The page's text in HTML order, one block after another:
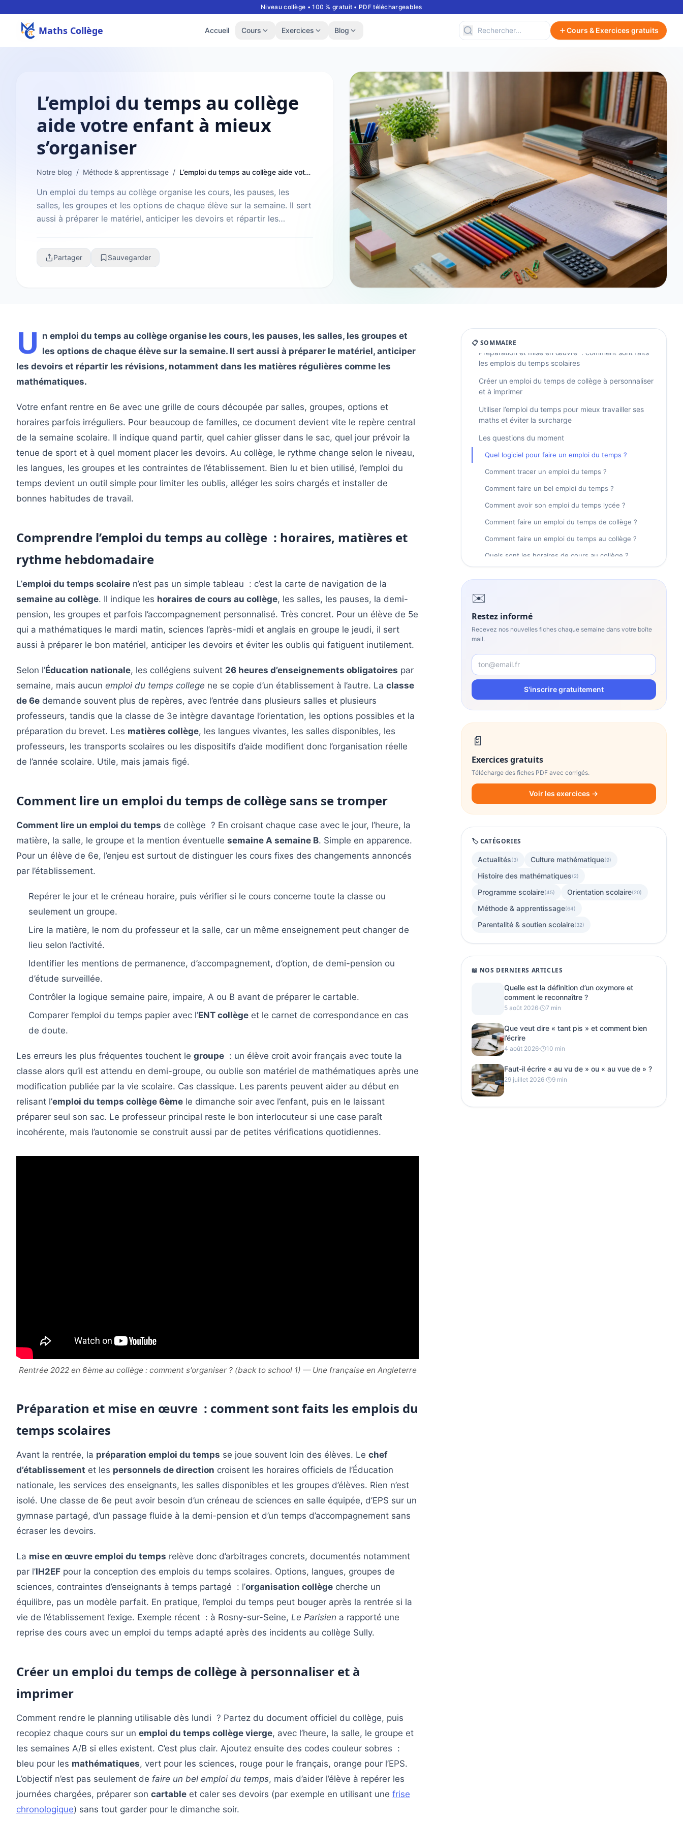
Niveau collège • 100 % gratuit • PDF téléchargeables
Maths Collège Accueil Cours Exercices Blog Cours & Exercices gratuits
L’emploi du temps au collège
aide votre enfant à mieux
s’organiser
Notre blog / Méthode & apprentissage / L’emploi du temps au collège aide votre enfant à mieux s’organiser
Un emploi du temps au collège organise les cours, les pauses, les
salles, les groupes et les options de chaque élève sur la semaine. Il sert
aussi à préparer le matériel, anticiper les devoirs et répartir les
Partager Sauvegarder
U n emploi du temps au collège organise les cours, les pauses, les salles, les groupes et
les options de chaque élève sur la semaine. Il sert aussi à préparer le matériel, anticiper
les devoirs et répartir les révisions, notamment dans les matières régulières comme les
mathématiques.
Votre enfant rentre en 6e avec une grille de cours découpée par salles, groupes, options et
horaires parfois irréguliers. Pour beaucoup de familles, ce document devient vite le repère central
de la semaine scolaire. Il indique quand partir, quel cahier glisser dans le sac, quel jour prévoir la
tenue de sport et à quel moment placer les devoirs. Au collège, le rythme change selon le niveau,
les langues, les groupes et les contraintes de l’établissement. Bien lu et bien utilisé, l’emploi du
temps devient un outil simple pour limiter les oublis, alléger les soirs chargés et installer de
bonnes habitudes de travail.
Comprendre l’emploi du temps au collège : horaires, matières et
rythme hebdomadaire
L’emploi du temps scolaire n’est pas un simple tableau : c’est la carte de navigation de la
semaine au collège. Il indique les horaires de cours au collège, les salles, les pauses, la demi-
pension, les groupes et parfois l’accompagnement personnalisé. Très concret. Pour un élève de 5e
qui a mathématiques le mardi matin, sciences l’après-midi et anglais en groupe le jeudi, il sert
aussi à préparer le bon matériel, anticiper les devoirs et éviter les oublis qui fatiguent inutilement.
Selon l’Éducation nationale, les collégiens suivent 26 heures d’enseignements obligatoires par
semaine, mais aucun emploi du temps college ne se copie d’un établissement à l’autre. La classe
de 6e demande souvent plus de repères, avec l’entrée dans plusieurs salles et plusieurs
professeurs, tandis que la classe de 3e intègre davantage l’orientation, les options possibles et la
préparation du brevet. Les matières collège, les langues vivantes, les salles disponibles, les
professeurs, les transports scolaires ou les dispositifs d’aide modifient donc l’organisation réelle
de l’année scolaire. Utile, mais jamais figé.
Comment lire un emploi du temps de collège sans se tromper
Comment lire un emploi du temps de collège ? En croisant chaque case avec le jour, l’heure, la
matière, la salle, le groupe et la mention éventuelle semaine A semaine B. Simple en apparence.
Pour un élève de 6e, l’enjeu est surtout de distinguer les cours fixes des changements annoncés
par l’établissement.
Repérer le jour et le créneau horaire, puis vérifier si le cours concerne toute la classe ou
seulement un groupe.
Lire la matière, le nom du professeur et la salle, car un même enseignement peut changer de
lieu selon l’activité.
Identifier les mentions de permanence, d’accompagnement, d’option, de demi-pension ou
d’étude surveillée.
Contrôler la logique semaine paire, impaire, A ou B avant de préparer le cartable.
Comparer l’emploi du temps papier avec l’ENT collège et le carnet de correspondance en cas
de doute.
Les erreurs les plus fréquentes touchent le groupe : un élève croit avoir français avec toute la
classe alors qu’il est attendu en demi-groupe, ou oublie son matériel de mathématiques après une
modification publiée par la vie scolaire. Cas classique. Les parents peuvent aider au début en
relisant l’emploi du temps collège 6ème le dimanche soir avec l’enfant, puis en le laissant
préparer seul son sac. Le professeur principal reste le bon interlocuteur si une case paraît
incohérente, mais l’autonomie se construit aussi par de petites vérifications quotidiennes.
Rentrée 2022 en 6ème au collège : comment s'organiser ? (back to school 1) — Une française en Angleterre
Préparation et mise en œuvre : comment sont faits les emplois du
temps scolaires
Avant la rentrée, la préparation emploi du temps se joue souvent loin des élèves. Le chef
d’établissement et les personnels de direction croisent les horaires officiels de l’Éducation
nationale, les services des enseignants, les salles disponibles et les groupes d’élèves. Rien n’est
isolé. Une classe de 6e peut avoir besoin d’un créneau de sciences en salle équipée, d’EPS sur un
gymnase partagé, d’un passage fluide à la demi-pension et d’un temps d’accompagnement sans
écraser les devoirs.
La mise en œuvre emploi du temps relève donc d’arbitrages concrets, documentés notamment
par l’IH2EF pour la conception des emplois du temps scolaires. Options, langues, groupes de
sciences, contraintes d’enseignants à temps partagé : l’organisation collège cherche un
équilibre, pas un modèle parfait. En pratique, l’emploi du temps peut bouger après la rentrée si la
vie de l’établissement l’exige. Exemple récent : à Rosny-sur-Seine, Le Parisien a rapporté une
reprise des cours avec un emploi du temps adapté après des incidents au collège Sully.
Créer un emploi du temps de collège à personnaliser et à
imprimer
Comment rendre le planning utilisable dès lundi ? Partez du document officiel du collège, puis
recopiez chaque cours sur un emploi du temps collège vierge, avec l’heure, la salle, le groupe et
les semaines A/B si elles existent. C’est plus clair. Ajoutez ensuite des codes couleur sobres :
bleu pour les mathématiques, vert pour les sciences, rouge pour le français, orange pour l’EPS.
L’objectif n’est pas seulement de faire un bel emploi du temps, mais d’aider l’élève à repérer les
journées chargées, préparer son cartable et caler ses devoirs (par exemple en utilisant une frise
chronologique) sans tout garder pour le dimanche soir.
📋 SOMMAIRE
Préparation et mise en œuvre : comment sont faits
les emplois du temps scolaires
Créer un emploi du temps de collège à personnaliser
et à imprimer
Utiliser l’emploi du temps pour mieux travailler ses
maths et éviter la surcharge
Les questions du moment
Quel logiciel pour faire un emploi du temps ?
Comment tracer un emploi du temps ?
Comment faire un bel emploi du temps ?
Comment avoir son emploi du temps lycée ?
Comment faire un emploi du temps de collège ?
Comment faire un emploi du temps au collège ?
Quels sont les horaires de cours au collège ?
✉️
Restez informé
Recevez nos nouvelles fiches chaque semaine dans votre boîte
mail.
S'inscrire gratuitement
📄
Exercices gratuits
Télécharge des fiches PDF avec corrigés.
Voir les exercices →
🏷️ CATÉGORIES
Actualités(3) Culture mathématique(9)
Histoire des mathématiques(2)
Programme scolaire(45) Orientation scolaire(20)
Méthode & apprentissage(64)
Parentalité & soutien scolaire(32)
📖 NOS DERNIERS ARTICLES
Quelle est la définition d’un oxymore et
comment le reconnaître ?
5 août 2026· 7 min
Que veut dire « tant pis » et comment bien
l’écrire
4 août 2026· 10 min
Faut-il écrire « au vu de » ou « au vue de » ?
29 juillet 2026· 9 min